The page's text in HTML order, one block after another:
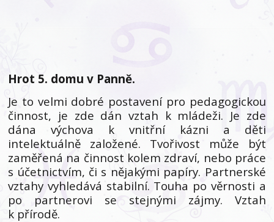
Hrot 5. domu v Panně.
Je to velmi dobré postavení pro pedagogickou
činnost, je zde dán vztah k mládeži. Je zde
dána výchova k vnitřní kázni a děti
intelektuálně založené. Tvořivost může být
zaměřená na činnost kolem zdraví, nebo práce
s účetnictvím, či s nějakými papíry. Partnerské
vztahy vyhledává stabilní. Touha po věrnosti a
po partnerovi se stejnými zájmy. Vztah
k přírodě.